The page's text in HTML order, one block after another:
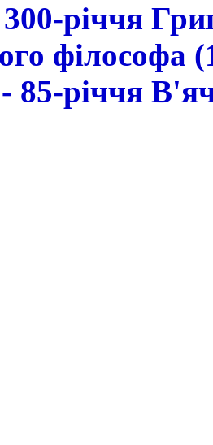
річчя
філософа
85-річчя